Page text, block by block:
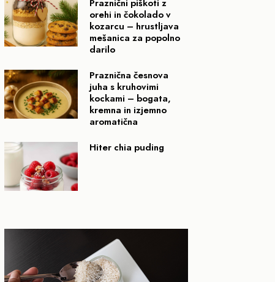
Praznični piškoti z
orehi in čokolado v
kozarcu – hrustljava
mešanica za popolno
darilo
Praznična česnova
juha s kruhovimi
kockami – bogata,
kremna in izjemno
aromatična
Hiter chia puding